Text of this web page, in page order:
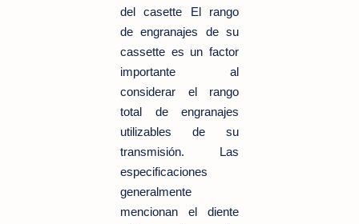
del casette El rango
de engranajes de su
cassette es un factor
importante al
considerar el rango
total de engranajes
utilizables de su
transmisión. Las
especificaciones
generalmente
mencionan el diente